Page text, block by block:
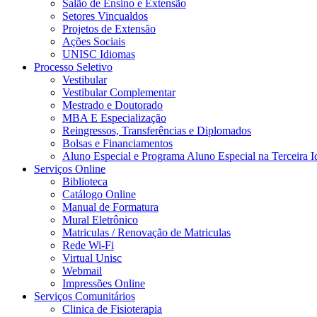
Salão de Ensino e Extensão
Setores Vincualdos
Projetos de Extensão
Ações Sociais
UNISC Idiomas
Processo Seletivo
Vestibular
Vestibular Complementar
Mestrado e Doutorado
MBA E Especialização
Reingressos, Transferências e Diplomados
Bolsas e Financiamentos
Aluno Especial e Programa Aluno Especial na Terceira
Serviços Online
Biblioteca
Catálogo Online
Manual de Formatura
Mural Eletrônico
Matriculas / Renovação de Matriculas
Rede Wi-Fi
Virtual Unisc
Webmail
Impressões Online
Serviços Comunitários
Clinica de Fisioterapia